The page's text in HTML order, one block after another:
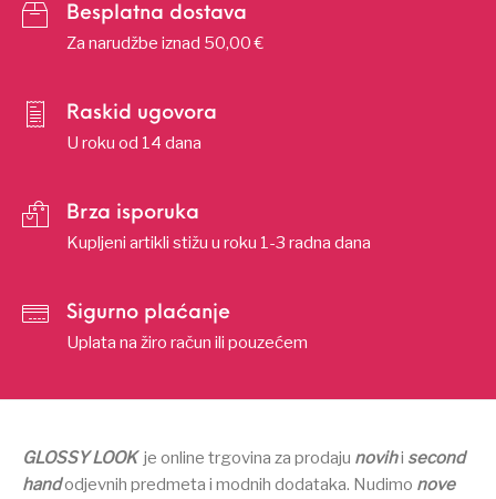
Besplatna dostava
Za narudžbe iznad 50,00 €
Raskid ugovora
U roku od 14 dana
Brza isporuka
Kupljeni artikli stižu u roku 1-3 radna dana
Sigurno plaćanje
Uplata na žiro račun ili pouzećem
GLOSSY LOOK je online trgovina za prodaju novihi second
handodjevnih predmeta i modnih dodataka. Nudimo nove